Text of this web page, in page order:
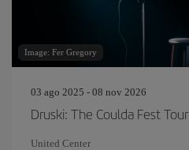
Image: Fer Gregory
03 ago 2025 - 08 nov 2026
Druski: The Coulda Fest Tour
United Center